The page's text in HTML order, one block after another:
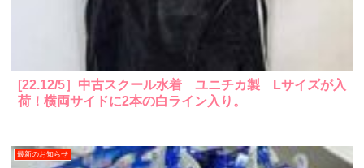
[22.12/5］中古スクール水着 ユニチカ製 Lサイズが入
荷！横両サイドに2本の白ライン入り。
最新のお知らせ